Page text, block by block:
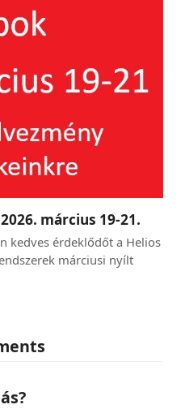
március 19-21.
kedves érdeklődőt a Helios
márciusi nyílt